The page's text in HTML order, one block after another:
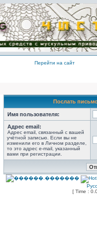
Перейти на сайт
Послать
Имя пользователя:
Адрес email:
Адрес email, связанный с вашей
учётной записью. Если вы не
изменили его в Личном разделе,
то это адрес e-mail, указанный
вами при регистрации.
[ Time :